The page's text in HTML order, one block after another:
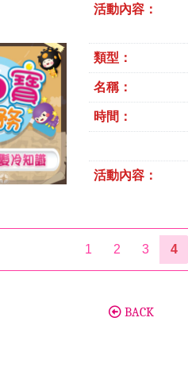
活動內容：
類型：
名稱：
時間：
活動內容：
1 2 3 4
BACK